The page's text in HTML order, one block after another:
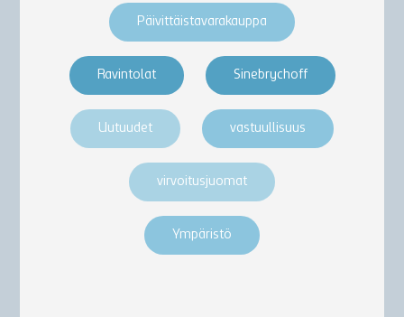
Päivittäistavarakauppa
Ravintolat Sinebrychoff
Uutuudet vastuullisuus
virvoitusjuomat
Ympäristö